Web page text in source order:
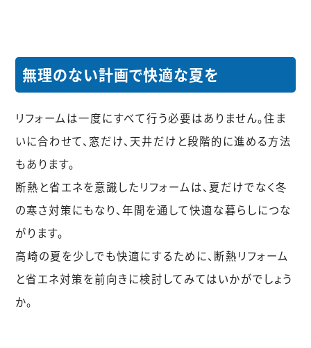
無理のない計画で快適な夏を
リフォームは一度にすべて行う必要はありません。住ま
いに合わせて、窓だけ、天井だけと段階的に進める方法
もあります。
断熱と省エネを意識したリフォームは、夏だけでなく冬
の寒さ対策にもなり、年間を通して快適な暮らしにつな
がります。
高崎の夏を少しでも快適にするために、断熱リフォーム
と省エネ対策を前向きに検討してみてはいかがでしょう
か。